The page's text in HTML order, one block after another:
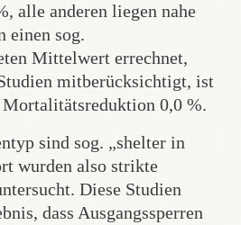
alle anderen liegen nahe
einen sog.
Mittelwert errechnet,
mitberücksichtigt, ist
0,0 %.
sind sog. „shelter in
wurden also strikte
Diese Studien
dass Ausgangssperren